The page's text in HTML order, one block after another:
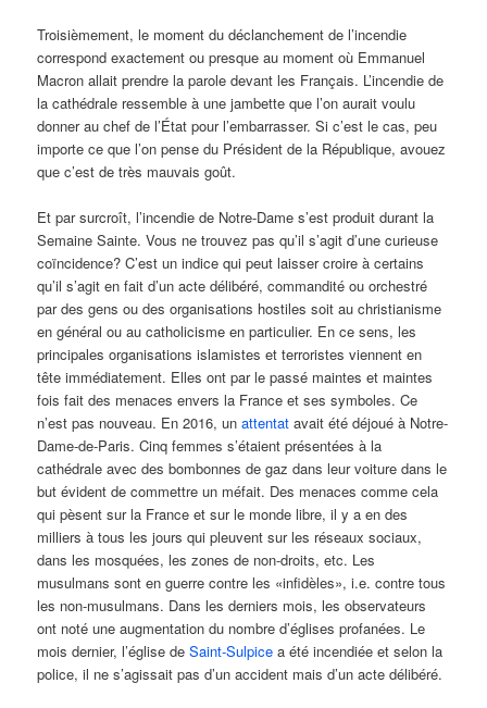
Troisièmement, le moment du déclanchement de l’incendie
correspond exactement ou presque au moment où Emmanuel
Macron allait prendre la parole devant les Français. L’incendie de
la cathédrale ressemble à une jambette que l’on aurait voulu
donner au chef de l’État pour l’embarrasser. Si c’est le cas, peu
importe ce que l’on pense du Président de la République, avouez
que c’est de très mauvais goût.
Et par surcroît, l’incendie de Notre-Dame s’est produit durant la
Semaine Sainte. Vous ne trouvez pas qu’il s’agit d’une curieuse
coïncidence? C’est un indice qui peut laisser croire à certains
qu’il s’agit en fait d’un acte délibéré, commandité ou orchestré
par des gens ou des organisations hostiles soit au christianisme
en général ou au catholicisme en particulier. En ce sens, les
principales organisations islamistes et terroristes viennent en
tête immédiatement. Elles ont par le passé maintes et maintes
fois fait des menaces envers la France et ses symboles. Ce
n’est pas nouveau. En 2016, unattentat avait été déjoué à Notre-
Dame-de-Paris. Cinq femmes s’étaient présentées à la
cathédrale avec des bombonnes de gaz dans leur voiture dans le
but évident de commettre un méfait. Des menaces comme cela
qui pèsent sur la France et sur le monde libre, il y a en des
milliers à tous les jours qui pleuvent sur les réseaux sociaux,
dans les mosquées, les zones de non-droits, etc. Les
musulmans sont en guerre contre les «infidèles», i.e. contre tous
les non-musulmans. Dans les derniers mois, les observateurs
ont noté une augmentation du nombre d’églises profanées. Le
mois dernier, l’église deSaint-Sulpice a été incendiée et selon la
police, il ne s’agissait pas d’un accident mais d’un acte délibéré.